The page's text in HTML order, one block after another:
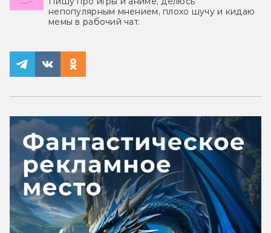
непопулярным мнением, плохо шучу и кидаю
мемы в рабочий чат.